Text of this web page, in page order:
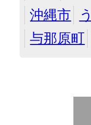
沖縄市
与那原町